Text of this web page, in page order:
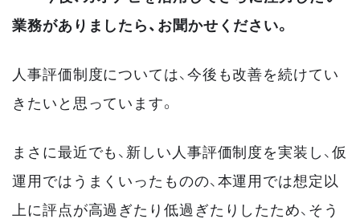
業務がありましたら、お聞かせください。
人事評価制度については、今後も改善を続けてい
きたいと思っています。
まさに最近でも、新しい人事評価制度を実装し、仮
運用ではうまくいったものの、本運用では想定以
上に評点が高過ぎたり低過ぎたりしたため、そう